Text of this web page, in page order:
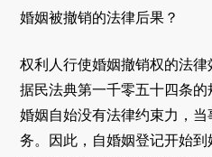
婚姻被撤销的法律后果？
权利人行使婚姻撤销权的法
据民法典第一千零五十四条
婚姻自始没有法律约束力，
务。因此，自婚姻登记开始到